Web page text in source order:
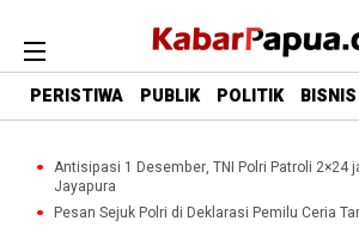
PERISTIWA PUBLIK POLITIK BISNIS
Antisipasi 1 Desember, TNI Polri Patroli 2×24
Jayapura
Pesan Sejuk Polri di Deklarasi Pemilu Ceria